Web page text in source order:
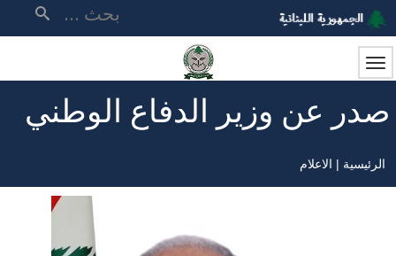
تجاوز
إلى
المحتوى
الرئيسي
صدر عن وزير الدفاع الوطني
مسار
الرئيسية الاعلام